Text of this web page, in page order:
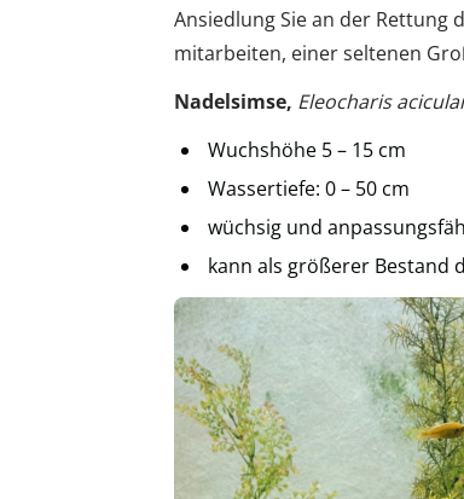
Ansiedlung Sie an der
mitarbeiten, einer seltenen
Nadelsimse, Eleocharis
Wuchshöhe 5 – 15 cm
Wassertiefe: 0 – 50 cm
wüchsig und
kann als größerer Bestand